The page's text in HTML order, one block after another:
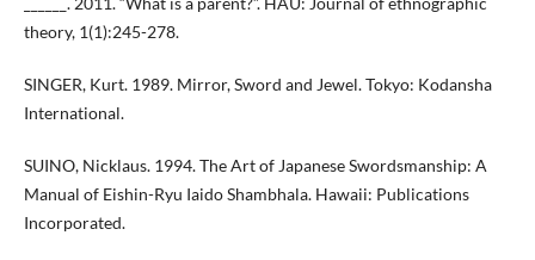
theory, 1(1):245-278.
SINGER, Kurt. 1989. Mirror, Sword and Jewel. Tokyo: Kodansha
International.
SUINO, Nicklaus. 1994. The Art of Japanese Swordsmanship: A
Manual of Eishin-Ryu Iaido Shambhala. Hawaii: Publications
Incorporated.